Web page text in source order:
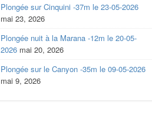
Plongée sur Cinquini -37m le 23-05-2026
mai 23, 2026
Plongée nuit à la Marana -12m le 20-05-
2026 mai 20, 2026
Plongée sur le Canyon -35m le 09-05-2026
mai 9, 2026